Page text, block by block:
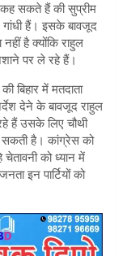
सकते हैं की सुप्रीम
गांधी हैं। इसके बावजूद
है क्योंकि राहुल
पर ले रहे हैं।
बिहार में मतदाता
देने के बावजूद राहुल
रहे हैं उसके लिए चौथी
सकती है। कांग्रेस को
चेतावनी को ध्यान में
इन पार्टियों को